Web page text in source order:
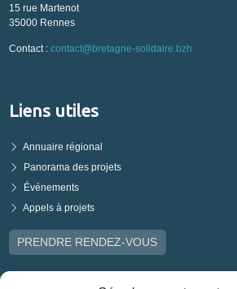
15 rue Martenot
35000 Rennes
Contact : contact@bretagne-solidaire.bzh
Liens utiles
Annuaire régional
Panorama des projets
Événements
Appels à projets
PRENDRE RENDEZ-VOUS